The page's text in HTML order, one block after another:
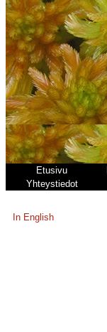
Etusivu
Yhteystiedot
In English